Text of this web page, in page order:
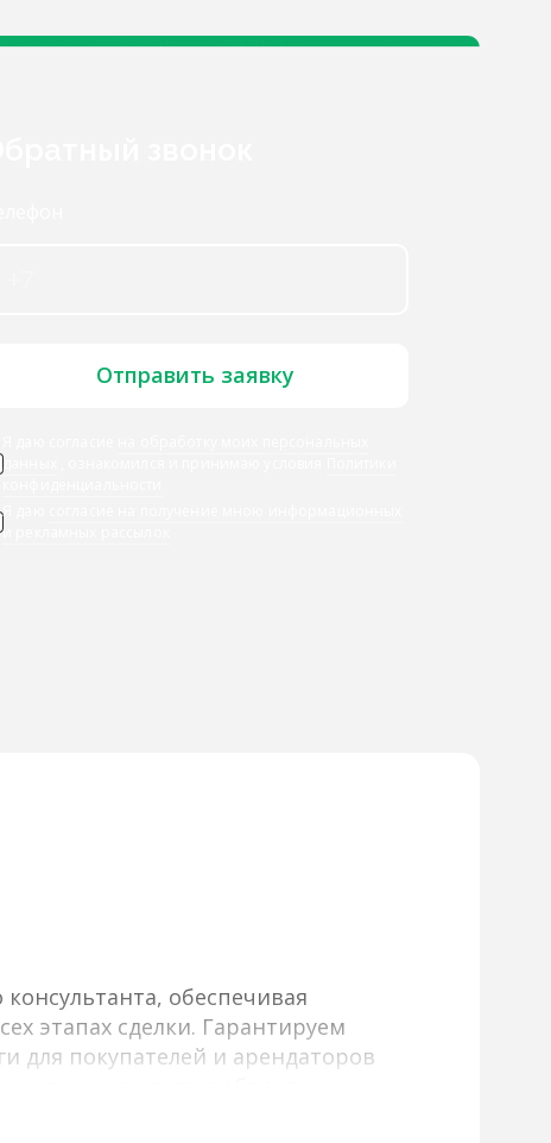
Отправить заявку
данных
Я даю
и рекламных рассылок
обеспечивая
этапах сделки. Гарантируем
для покупателей и арендаторов